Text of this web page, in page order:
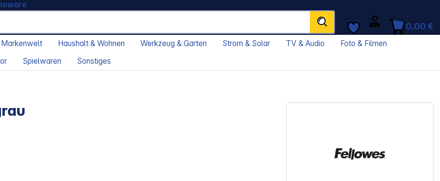
0,00 €
Haushalt & Wohnen Werkzeug & Garten Strom & Solar TV & Audio
Foto & Filmen
Spielwaren Sonstiges